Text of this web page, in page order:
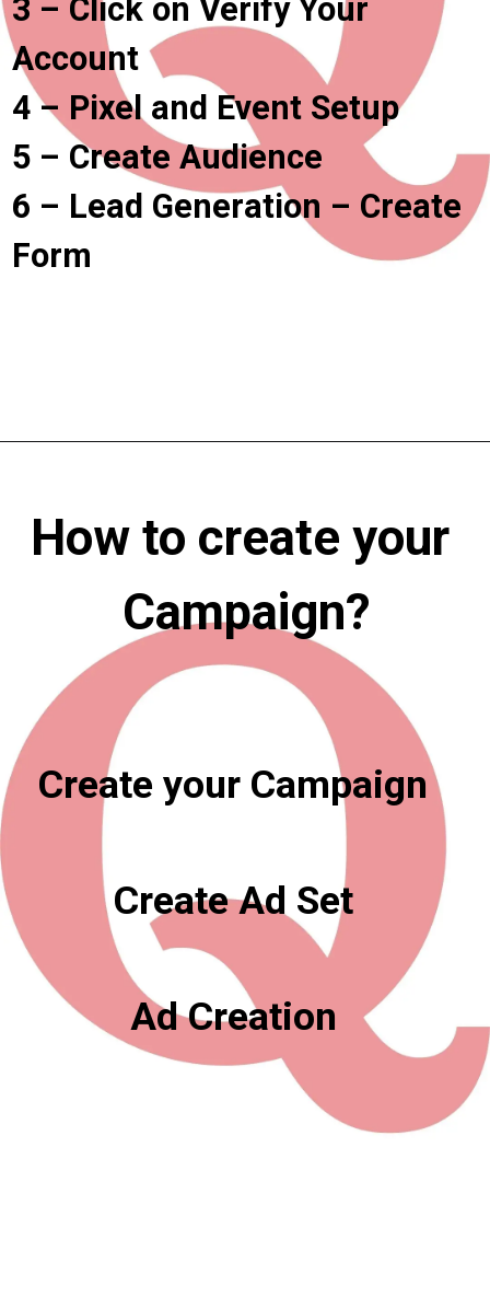
3 – Click on Verify Your
Account
4 – Pixel and Event Setup
5 – Create Audience
6 – Lead Generation – Create
Form
How to create your
Campaign?
Create your Campaign
Create Ad Set
Ad Creation